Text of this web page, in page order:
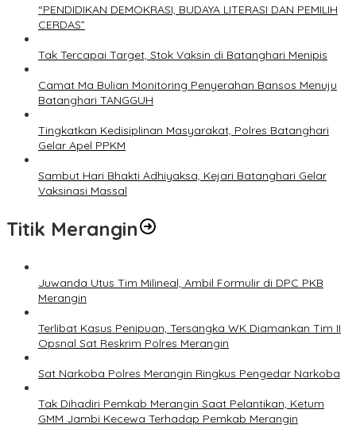
“PENDIDIKAN DEMOKRASI, BUDAYA LITERASI DAN PEMILIH
CERDAS”
Tak Tercapai Target, Stok Vaksin di Batanghari Menipis
Camat Ma Bulian Monitoring Penyerahan Bansos Menuju
Batanghari TANGGUH
Tingkatkan Kedisiplinan Masyarakat, Polres Batanghari
Gelar Apel PPKM
Sambut Hari Bhakti Adhiyaksa, Kejari Batanghari Gelar
Vaksinasi Massal
Titik Merangin
Juwanda Utus Tim Milineal, Ambil Formulir di DPC PKB
Merangin
Terlibat Kasus Penipuan, Tersangka WK Diamankan Tim II
Opsnal Sat Reskrim Polres Merangin
Sat Narkoba Polres Merangin Ringkus Pengedar Narkoba
Tak Dihadiri Pemkab Merangin Saat Pelantikan, Ketum
GMM Jambi Kecewa Terhadap Pemkab Merangin